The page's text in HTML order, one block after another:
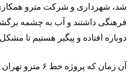
شد، شهرداری و شرکت مترو
فرهنگی داشتند و آب به چشمه
دوباره افتاده و پیگیر هستیم تا
آن زمان که پروژه